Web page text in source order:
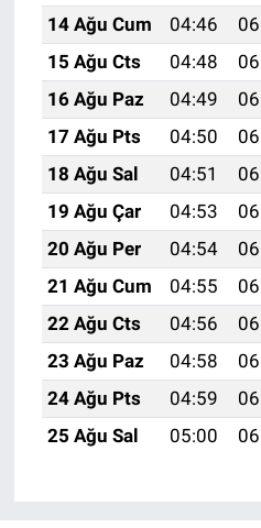
14 Ağu Cum
04:46
15 Ağu Cts
04:48
16 Ağu Paz
04:49
17 Ağu Pts
04:50
18 Ağu Sal
04:51
19 Ağu Çar
04:53
20 Ağu Per
04:54
21 Ağu Cum
04:55
22 Ağu Cts
04:56
23 Ağu Paz
04:58
24 Ağu Pts
04:59
25 Ağu Sal
05:00